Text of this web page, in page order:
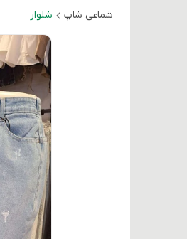
شماعی شاپ شلوار